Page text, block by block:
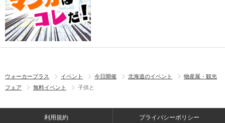
ウォーカープラス イベント 今日開催 北海道のイベント
物産展・観光
フェア
無料イベント 子供と
利用規約 プライバシーポリシー